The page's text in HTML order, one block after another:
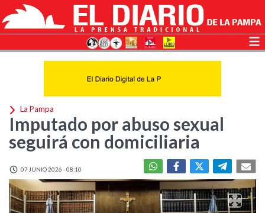
La Pampa
Imputado por abuso sexual
seguirá con domiciliaria
07 JUNIO 2026 - 08:10